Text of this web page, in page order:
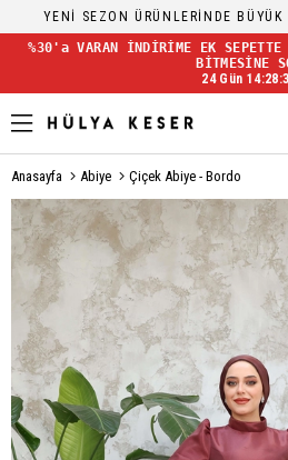
YENİ SEZON ÜRÜNLERİNDE BÜYÜK
%30'a VARAN İNDİRİME EK
BİTMESİNE
24 Gün
Anasayfa Abiye Çiçek Abiye - Bordo